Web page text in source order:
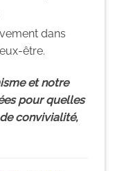
dans
être.
et notre
pour quelles
convivialité,